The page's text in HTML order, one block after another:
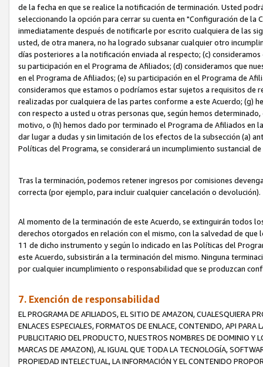
de la fecha en que se realice la notificación de terminación. Usted
seleccionando la opción para cerrar su cuenta en "Configuración de
inmediatamente después de notificarle por escrito cualquiera de las
usted, de otra manera, no ha logrado subsanar cualquier otro
días posteriores a la notificación enviada al respecto; (c)
su participación en el Programa de Afiliados; (d) consideramos que
en el Programa de Afiliados; (e) su participación en el Programa de
consideramos que estamos o podríamos estar sujetos a requisitos de
realizadas por cualquiera de las partes conforme a este Acuerdo; (g)
con respecto a usted u otras personas que, según hemos
motivo, o (h) hemos dado por terminado el Programa de Afiliados en
dar lugar a dudas y sin limitación de los efectos de la subsección (a)
Políticas del Programa, se considerará un incumplimiento sustancial
Tras la terminación, podemos retener ingresos por comisiones
correcta (por ejemplo, para incluir cualquier cancelación o devolución).
Al momento de la terminación de este Acuerdo, se extinguirán todos
derechos otorgados en relación con el mismo, con la salvedad de
11 de dicho instrumento y según lo indicado en las Políticas del
este Acuerdo, subsistirán a la terminación del mismo. Ninguna
por cualquier incumplimiento o responsabilidad que se produzcan
7. Exención de responsabilidad
EL PROGRAMA DE AFILIADOS, EL SITIO DE AMAZON, CUALESQUIERA
ENLACES ESPECIALES, FORMATOS DE ENLACE, CONTENIDO, API
PUBLICITARIO DEL PRODUCTO, NUESTROS NOMBRES DE DOMINIO Y
MARCAS DE AMAZON), AL IGUAL QUE TODA LA TECNOLOGÍA,
PROPIEDAD INTELECTUAL, LA INFORMACIÓN Y EL CONTENIDO